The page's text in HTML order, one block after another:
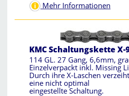
Mehr Informationen
KMC Schaltungskette X-
114 GL. 27 Gang, 6,6mm,
Einzelverpackt inkl. Missing
Durch ihre X-Laschen
eine nicht optimal
eingestellte Schaltung.